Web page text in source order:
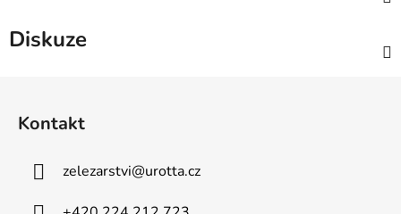
Diskuze
Kontakt
zelezarstvi@urotta.cz